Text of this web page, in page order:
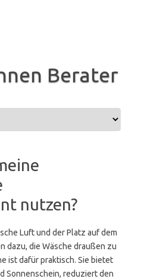
Berater
nutzen?
Luft und der Platz auf dem
dazu, die Wäsche draußen zu
ist dafür praktisch. Sie bietet
Sonnenschein, reduziert den